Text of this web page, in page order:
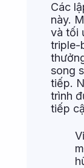
Các
này.
và tối
triple-
song
tiếp.
trình
tiếp